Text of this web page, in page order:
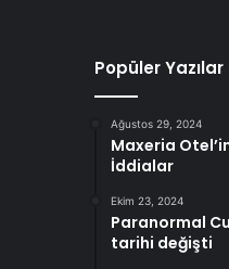
k
r
l
m
ü
c
Popüler Yazılar
Ağustos 29, 2024
Maxeria
İddialar
Ekim 23, 2024
Paranormal
tarihi değişti